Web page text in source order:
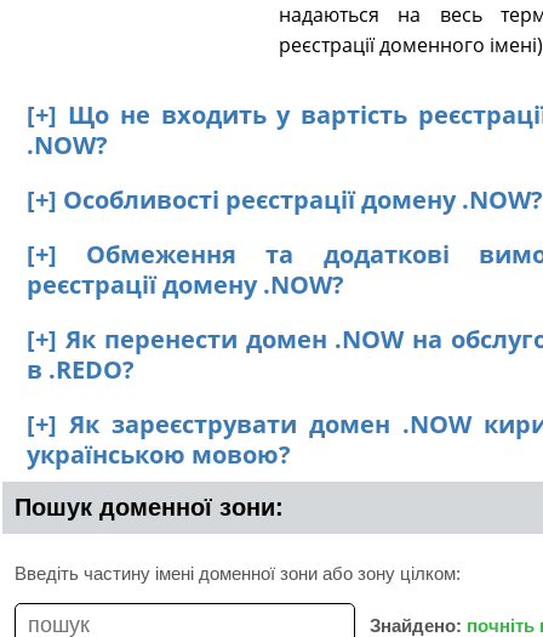
надаються на весь
реєстрації доменного
[+] Що не входить у вартість
.NOW?
[+] Особливості реєстрації домену .NOW?
[+] Обмеження та додаткові
реєстрації домену .NOW?
[+] Як перенести домен .NOW на
в .REDO?
[+] Як зареєструвати домен .NOW
українською мовою?
Пошук доменної зони:
Введіть частину імені доменної зони або зону цілком:
Знайдено: